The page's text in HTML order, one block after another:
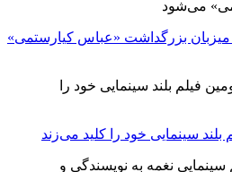
میزبان بزرگداشت «عباس کیارستمی»
بلند سینمایی خود را کلید می‌زند